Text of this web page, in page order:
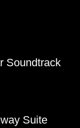
Soundtrack
Suite